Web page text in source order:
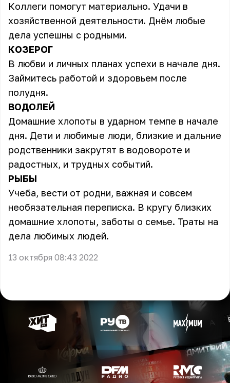
Коллеги помогут материально. Удачи в
хозяйственной деятельности. Днём любые
дела успешны с родными.
КОЗЕРОГ
В любви и личных планах успехи в начале дня.
Займитесь работой и здоровьем после
полудня.
ВОДОЛЕЙ
Домашние хлопоты в ударном темпе в начале
дня. Дети и любимые люди, близкие и дальние
родственники закрутят в водовороте и
радостных, и трудных событий.
РЫБЫ
Учеба, вести от родни, важная и совсем
необязательная переписка. В кругу близких
домашние хлопоты, заботы о семье. Траты на
дела любимых людей.
13 октября 08:43 2022